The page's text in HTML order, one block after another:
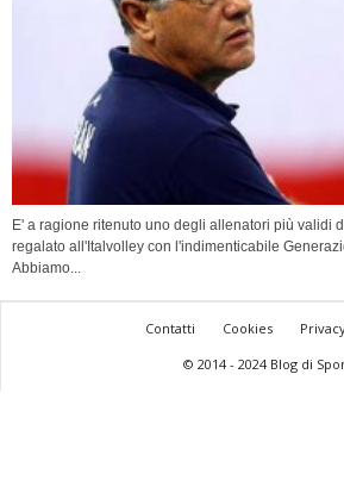
E' a ragione ritenuto uno degli allenatori più validi
regalato all'Italvolley con l'indimenticabile
Abbiamo...
Contatti Cookies
© 2014 - 2024 Blog di